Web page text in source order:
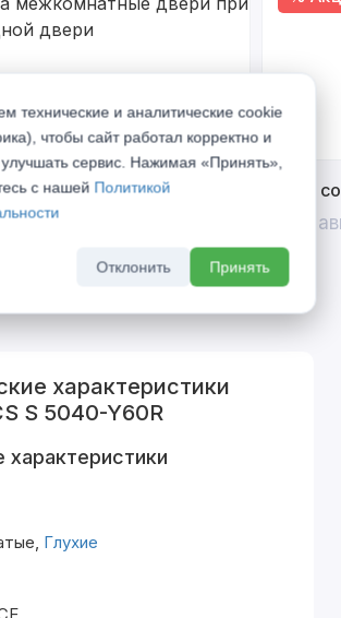
выгоде. Дополнительная
межкомнатные двери при
Divilux
До 31
характеристики
S 5040-Y60R
характеристики
Глухие
технические и аналитические cookie
чтобы сайт работал корректно и
сервис. Нажимая «Принять»,
с нашей Политикой
Отклонить Принять